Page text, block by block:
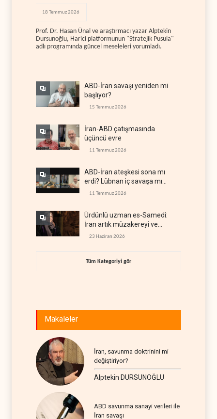
18 Temmuz 2026
Prof. Dr. Hasan Ünal ve araştırmacı yazar Alptekin
Dursunoğlu, Harici platformunun "Stratejik Pusula"
adlı programında güncel meseleleri yorumladı.
ABD-İran savaşı yeniden mi
başlıyor?
15 Temmuz 2026
İran-ABD çatışmasında
üçüncü evre
11 Temmuz 2026
ABD-İran ateşkesi sona mı
erdi? Lübnan iç savaşa mı
gidiyor?
11 Temmuz 2026
Ürdünlü uzman es-Samedi:
İran artık müzakereyi ve
çatışmayı aynı anda yürütüyor
23 Haziran 2026
Tüm Kategoriyi gör
Makaleler
İran, savunma doktrinini mi
değiştiriyor?
Alptekin DURSUNOĞLU
ABD savunma sanayi verileri ile
İran savaşı